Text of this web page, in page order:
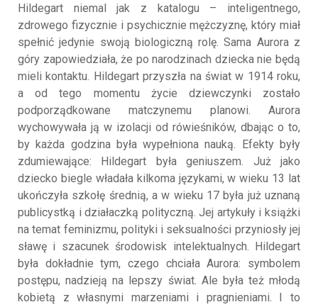
Hildegart niemal jak z katalogu – inteligentnego,
zdrowego fizycznie i psychicznie mężczyznę, który miał
spełnić jedynie swoją biologiczną rolę. Sama Aurora z
góry zapowiedziała, że po narodzinach dziecka nie będą
mieli kontaktu. Hildegart przyszła na świat w 1914 roku,
a od tego momentu życie dziewczynki zostało
podporządkowane matczynemu planowi. Aurora
wychowywała ją w izolacji od rówieśników, dbając o to,
by każda godzina była wypełniona nauką. Efekty były
zdumiewające: Hildegart była geniuszem. Już jako
dziecko biegle władała kilkoma językami, w wieku 13 lat
ukończyła szkołę średnią, a w wieku 17 była już uznaną
publicystką i działaczką polityczną. Jej artykuły i książki
na temat feminizmu, polityki i seksualności przyniosły jej
sławę i szacunek środowisk intelektualnych. Hildegart
była dokładnie tym, czego chciała Aurora: symbolem
postępu, nadzieją na lepszy świat. Ale była też młodą
kobietą z własnymi marzeniami i pragnieniami. I to